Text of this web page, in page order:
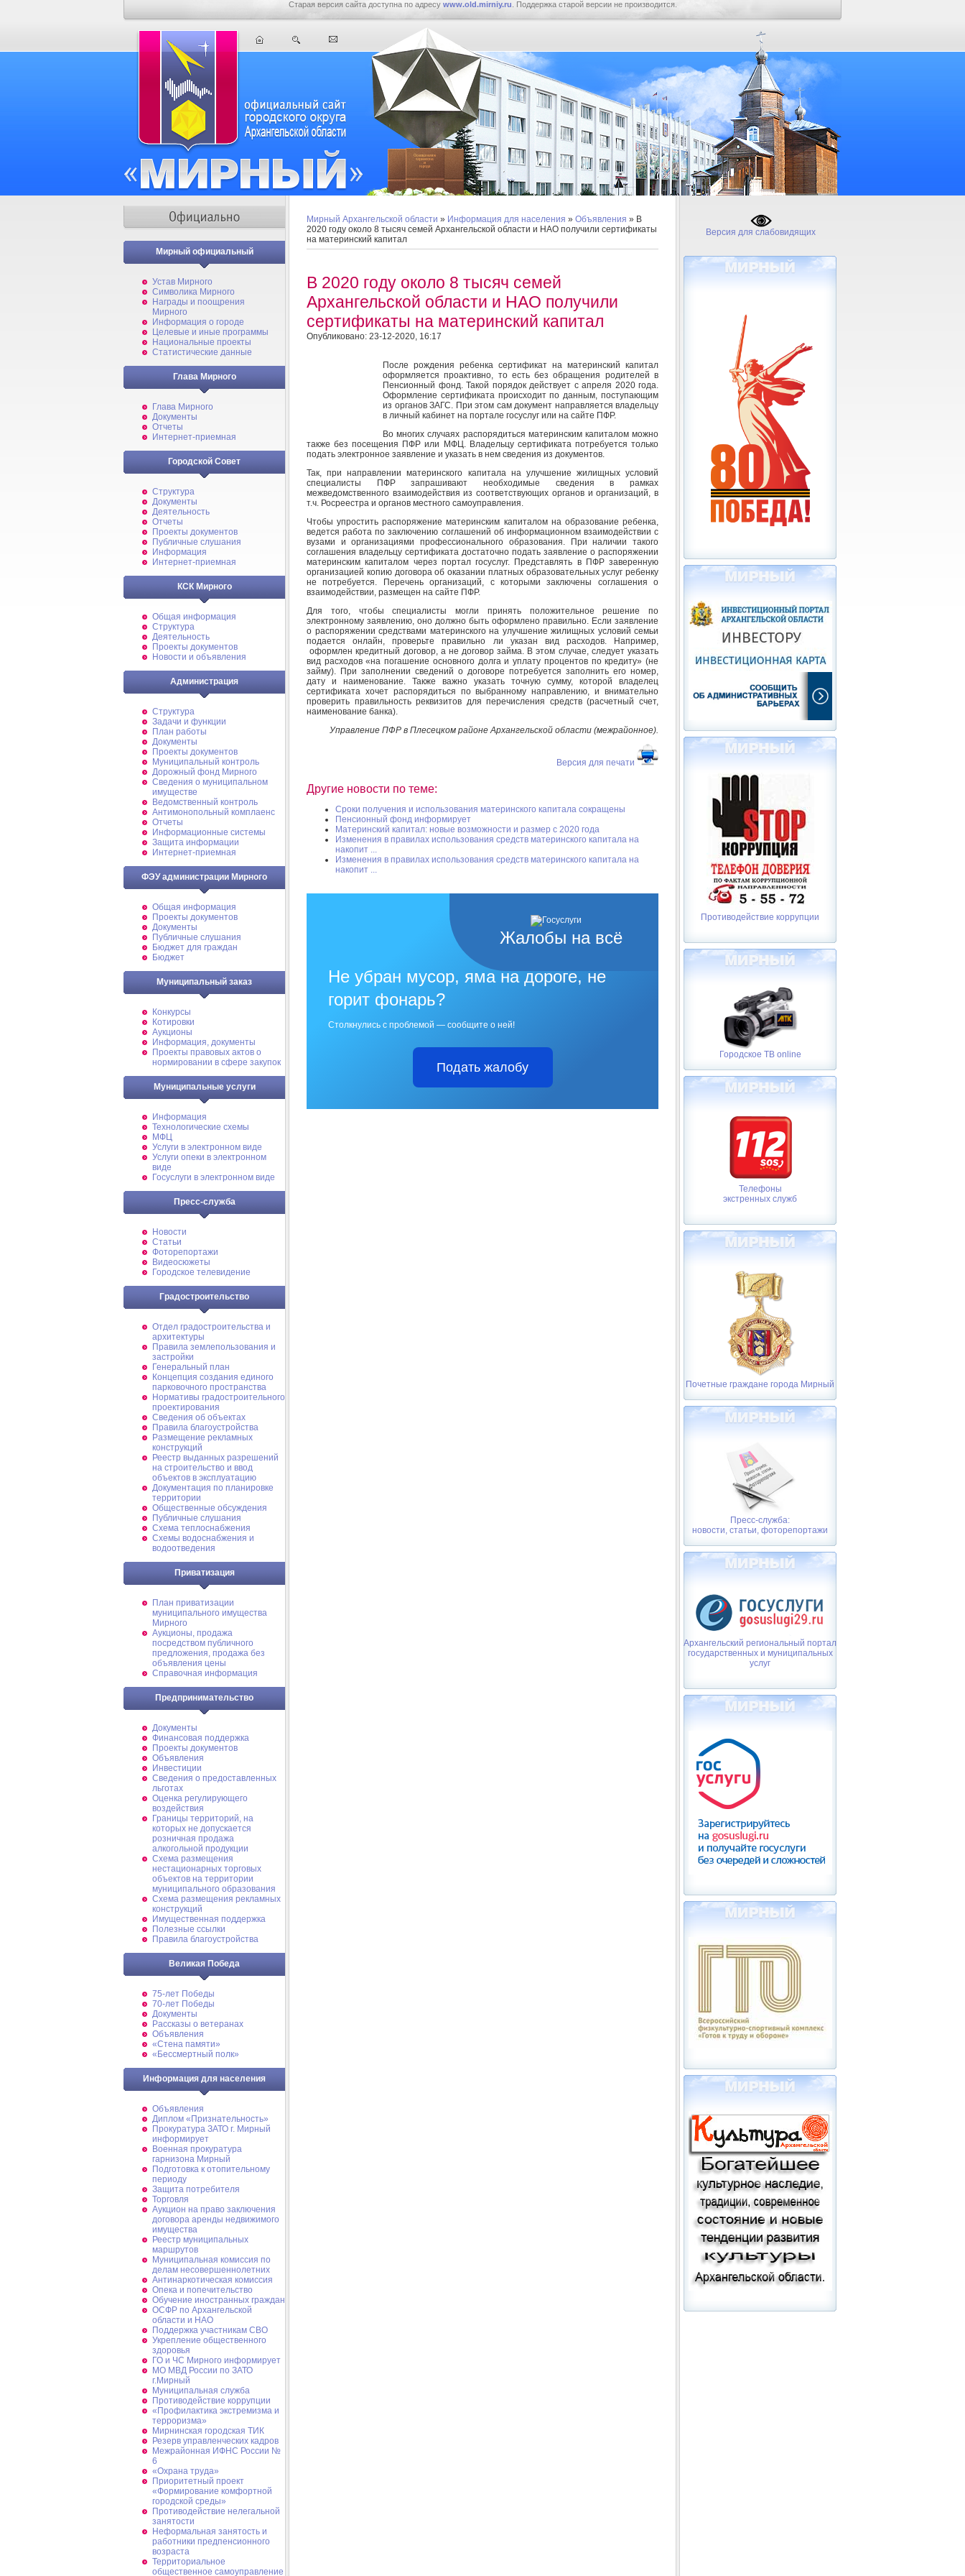
Старая версия сайта доступна по адресу www.old.mirniy.ru . Поддержка старой версии не производится.
Мирный официальный
Устав Мирного
Символика Мирного
Награды и поощрения
Мирного
Информация о городе
Целевые и иные программы
Национальные проекты
Статистические данные
Глава Мирного
Глава Мирного
Документы
Отчеты
Интернет-приемная
Городской Совет
Структура
Документы
Деятельность
Отчеты
Проекты документов
Публичные слушания
Информация
Интернет-приемная
КСК Мирного
Общая информация
Структура
Деятельность
Проекты документов
Новости и объявления
Администрация
Структура
Задачи и функции
План работы
Документы
Проекты документов
Муниципальный контроль
Дорожный фонд Мирного
Cведения о муниципальном
имуществе
Ведомственный контроль
Антимонопольный комплаенс
Отчеты
Информационные системы
Защита информации
Интернет-приемная
ФЭУ администрации Мирного
Общая информация
Проекты документов
Документы
Публичные слушания
Бюджет для граждан
Бюджет
Муниципальный заказ
Конкурсы
Котировки
Аукционы
Информация, документы
Проекты правовых актов о
нормировании в сфере закупок
Муниципальные услуги
Информация
Технологические схемы
МФЦ
Услуги в электронном виде
Услуги опеки в электронном
виде
Госуслуги в электронном виде
Пресс-служба
Новости
Статьи
Фоторепортажи
Видеосюжеты
Городское телевидение
Градостроительство
Отдел градостроительства и
архитектуры
Правила землепользования и
застройки
Генеральный план
Концепция создания единого
парковочного пространства
Нормативы градостроительного
проектирования
Сведения об объектах
Правила благоустройства
Размещение рекламных
конструкций
Реестр выданных разрешений
на строительство и ввод
объектов в эксплуатацию
Документация по планировке
территории
Общественные обсуждения
Публичные слушания
Схема теплоснабжения
Схемы водоснабжения и
водоотведения
Приватизация
План приватизации
муниципального имущества
Мирного
Аукционы, продажа
посредством публичного
предложения, продажа без
объявления цены
Справочная информация
Предпринимательство
Документы
Финансовая поддержка
Проекты документов
Объявления
Инвестиции
Сведения о предоставленных
льготах
Оценка регулирующего
воздействия
Границы территорий, на
которых не допускается
розничная продажа
алкогольной продукции
Схема размещения
нестационарных торговых
объектов на территории
муниципального образования
Схема размещения рекламных
конструкций
Имущественная поддержка
Полезные ссылки
Правила благоустройства
Великая Победа
75-лет Победы
70-лет Победы
Документы
Рассказы о ветеранах
Объявления
«Стена памяти»
«Бессмертный полк»
Информация для населения
Объявления
Диплом «Признательность»
Прокуратура ЗАТО г. Мирный
информирует
Военная прокуратура
гарнизона Мирный
Подготовка к отопительному
периоду
Защита потребителя
Торговля
Аукцион на право заключения
договора аренды недвижимого
имущества
Реестр муниципальных
маршрутов
Муниципальная комиссия по
делам несовершеннолетних
Антинаркотическая комиссия
Опека и попечительство
Обучение иностранных граждан
ОСФР по Архангельской
области и НАО
Поддержка участникам СВО
Укрепление общественного
здоровья
ГО и ЧС Мирного информирует
МО МВД России по ЗАТО
г.Мирный
Муниципальная cлужба
Противодействие коррупции
«Профилактика экстремизма и
терроризма»
Мирнинская городская ТИК
Резерв управленческих кадров
Межрайонная ИФНС России №
6
«Охрана труда»
Приоритетный проект
«Формирование комфортной
городской среды»
Противодействие нелегальной
занятости
Неформальная занятость и
работники предпенсионного
возраста
Территориальное
общественное самоуправление
Мирный Архангельской области » Информация для населения » Объявления » В
2020 году около 8 тысяч семей Архангельской области и НАО получили сертификаты
на материнский капитал
В 2020 году около 8 тысяч семей
Архангельской области и НАО получили
сертификаты на материнский капитал
Опубликовано: 23-12-2020, 16:17
После рождения ребенка сертификат на материнский капитал
оформляется проактивно, то есть без обращения родителей в
Пенсионный фонд. Такой порядок действует с апреля 2020 года.
Оформление сертификата происходит по данным, поступающим
из органов ЗАГС. При этом сам документ направляется владельцу
в личный кабинет на портале госуслуг или на сайте ПФР.
Во многих случаях распорядиться материнским капиталом можно
также без посещения ПФР или МФЦ. Владельцу сертификата потребуется только
подать электронное заявление и указать в нем сведения из документов.
Так, при направлении материнского капитала на улучшение жилищных условий
специалисты ПФР запрашивают необходимые сведения в рамках
межведомственного взаимодействия из соответствующих органов и организаций, в
т.ч. Росреестра и органов местного самоуправления.
Чтобы упростить распоряжение материнским капиталом на образование ребенка,
ведется работа по заключению соглашений об информационном взаимодействии с
вузами и организациями профессионального образования. При наличии такого
соглашения владельцу сертификата достаточно подать заявление о распоряжении
материнским капиталом через портал госуслуг. Представлять в ПФР заверенную
организацией копию договора об оказании платных образовательных услуг ребенку
не потребуется. Перечень организаций, с которыми заключены соглашения о
взаимодействии, размещен на сайте ПФР.
Для того, чтобы специалисты могли принять положительное решение по
электронному заявлению, оно должно быть оформлено правильно. Если заявление
о распоряжении средствами материнского на улучшение жилищных условий семьи
подается онлайн, проверьте правильно ли указан вид расходов. Например,
оформлен кредитный договор, а не договор займа. В этом случае, следует указать
вид расходов «на погашение основного долга и уплату процентов по кредиту» (не
займу). При заполнении сведений о договоре потребуется заполнить его номер,
дату и наименование. Также важно указать точную сумму, которой владелец
сертификата хочет распорядиться по выбранному направлению, и внимательно
проверить правильность реквизитов для перечисления средств (расчетный счет,
наименование банка).
Управление ПФР в Плесецком районе Архангельской области (межрайонное).
Версия для печати
Другие новости по теме:
Сроки получения и использования материнского капитала сокращены
Пенсионный фонд информирует
Материнский капитал: новые возможности и размер с 2020 года
Изменения в правилах использования средств материнского капитала на
накопит ...
Изменения в правилах использования средств материнского капитала на
накопит ...
Жалобы на всё
Не убран мусор, яма на дороге, не
горит фонарь?
Столкнулись с проблемой — сообщите о ней!
Подать жалобу
Версия для слабовидящих
Противодействие коррупции
Городское ТВ online
Телефоны
экстренных служб
Почетные граждане города Мирный
Пресс-служба:
новости, статьи, фоторепортажи
Архангельский региональный портал
государственных и муниципальных
услуг